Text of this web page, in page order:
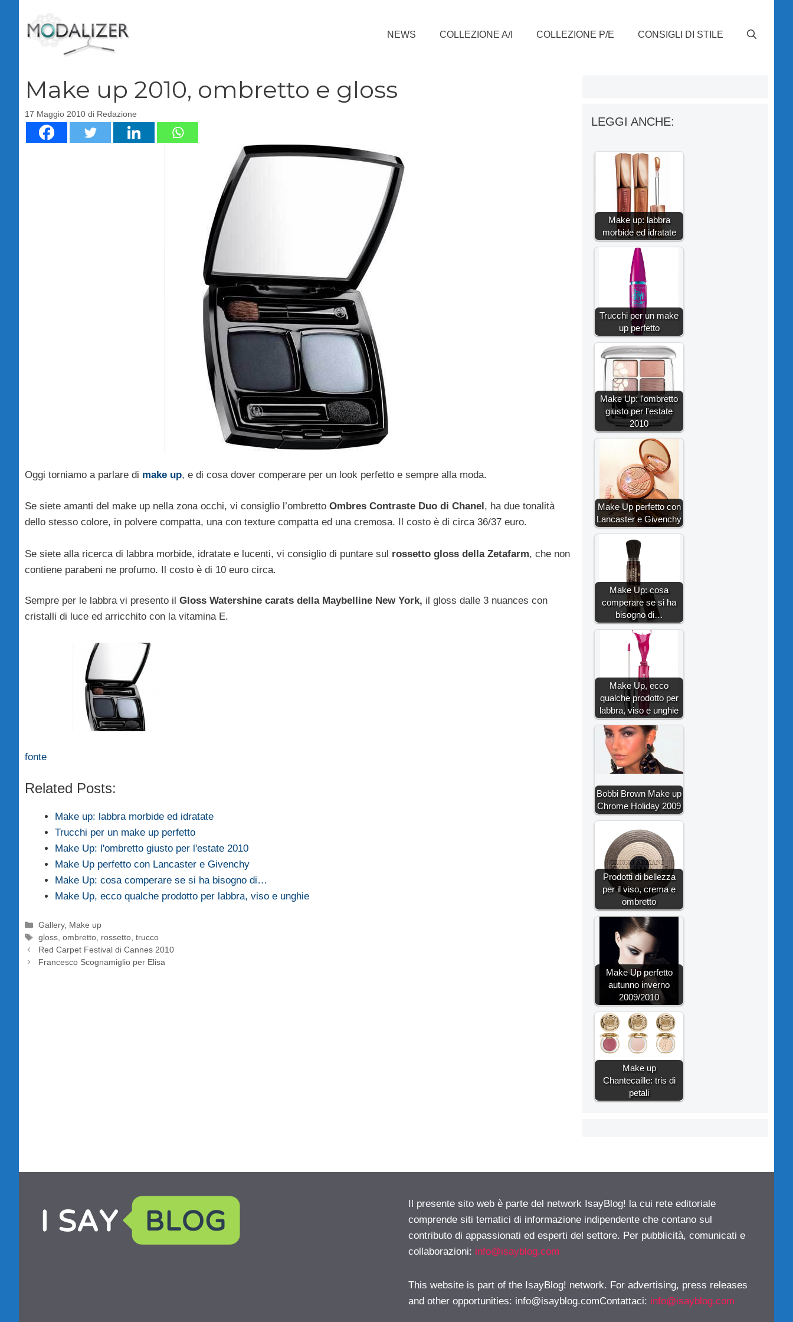
contenuto
NEWS COLLEZIONE A/I COLLEZIONE P/E CONSIGLI DI STILE
Make up 2010, ombretto e gloss
17 Maggio 2010 di Redazione
Oggi torniamo a parlare di make up, e di cosa dover comperare per un look perfetto e sempre alla moda.
Se siete amanti del make up nella zona occhi, vi consiglio l’ombretto Ombres Contraste Duo di Chanel, ha due tonalità
dello stesso colore, in polvere compatta, una con texture compatta ed una cremosa. Il costo è di circa 36/37 euro.
Se siete alla ricerca di labbra morbide, idratate e lucenti, vi consiglio di puntare sul rossetto gloss della Zetafarm, che non
contiene parabeni ne profumo. Il costo è di 10 euro circa.
Sempre per le labbra vi presento il Gloss Watershine carats della Maybelline New York, il gloss dalle 3 nuances con
cristalli di luce ed arricchito con la vitamina E.
fonte
Related Posts:
Make up: labbra morbide ed idratate
Trucchi per un make up perfetto
Make Up: l'ombretto giusto per l'estate 2010
Make Up perfetto con Lancaster e Givenchy
Make Up: cosa comperare se si ha bisogno di…
Make Up, ecco qualche prodotto per labbra, viso e unghie
Categorie
Gallery, Make up
Tag
gloss,ombretto, rossetto,trucco
Red Carpet Festival di Cannes 2010
Francesco Scognamiglio per Elisa
LEGGI ANCHE:
Make up: labbra
morbide ed idratate
Trucchi per un make
up perfetto
Make Up: l'ombretto
giusto per l'estate
2010
Make Up perfetto con
Lancaster e Givenchy
Make Up: cosa
comperare se si ha
bisogno di…
Make Up, ecco
qualche prodotto per
labbra, viso e unghie
Bobbi Brown Make up
Chrome Holiday 2009
Prodotti di bellezza
per il viso, crema e
ombretto
Make Up perfetto
autunno inverno
2009/2010
Make up
Chantecaille: tris di
petali
Il presente sito web è parte del network IsayBlog! la cui rete editoriale
comprende siti tematici di informazione indipendente che contano sul
contributo di appassionati ed esperti del settore. Per pubblicità, comunicati e
collaborazioni: info@isayblog.com
This website is part of the IsayBlog! network. For advertising, press releases
and other opportunities: info@isayblog.comContattaci: info@isayblog.com